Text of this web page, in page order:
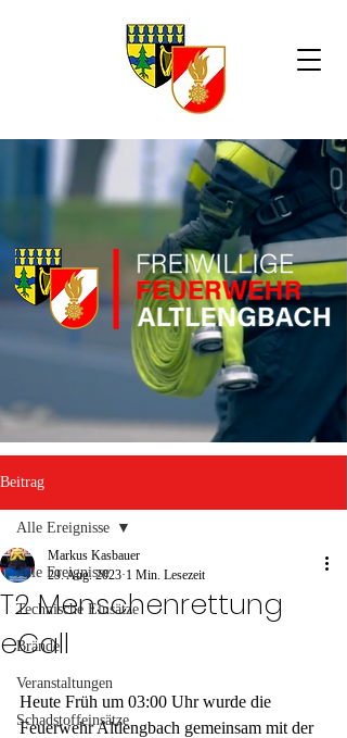
Beitrag
Alle Ereignisse
Technische Einsätze
Brände
Veranstaltungen
Schadstoffeinsätze
Alle Ereignisse
T2 Menschenrettung
eCall
Markus Kasbauer
29. Aug. 2023 1 Min. Lesezeit
Heute Früh um 03:00 Uhr wurde die
Feuerwehr Altlengbach gemeinsam mit der